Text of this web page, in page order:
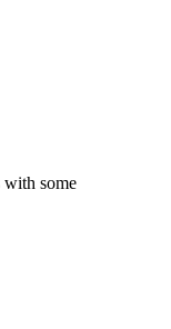
with some